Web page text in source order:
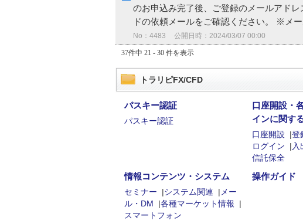
のお申込み完了後、ご登録のメールアド
ドの依頼メールをご確認ください。 ※メ
No：4483
公開日時：2024/03/07 00:00
37件中 21 - 30 件を表示
トラリピFX/CFD
パスキー認証
パスキー認証
口座開設・
インに関す
口座開設 |登
ログイン
| 入
信託保全
情報コンテンツ・システム
セミナー |システム関連 | メー
ル・DM
|各種マーケット情報
|
スマートフォン
操作ガイド